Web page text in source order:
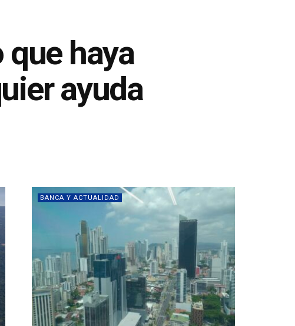
que haya
ayuda
BANCA Y ACTUALIDAD